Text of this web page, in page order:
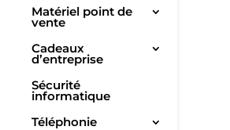
Matériel point de
vente
Cadeaux
d’entreprise
Sécurité
informatique
Téléphonie